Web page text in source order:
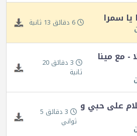
يا سمرا 6 دقائق 13 ثانية
- مع مينا 3 دقائق 20
ثانية
على حبي و 3 دقائق 5
ثواني